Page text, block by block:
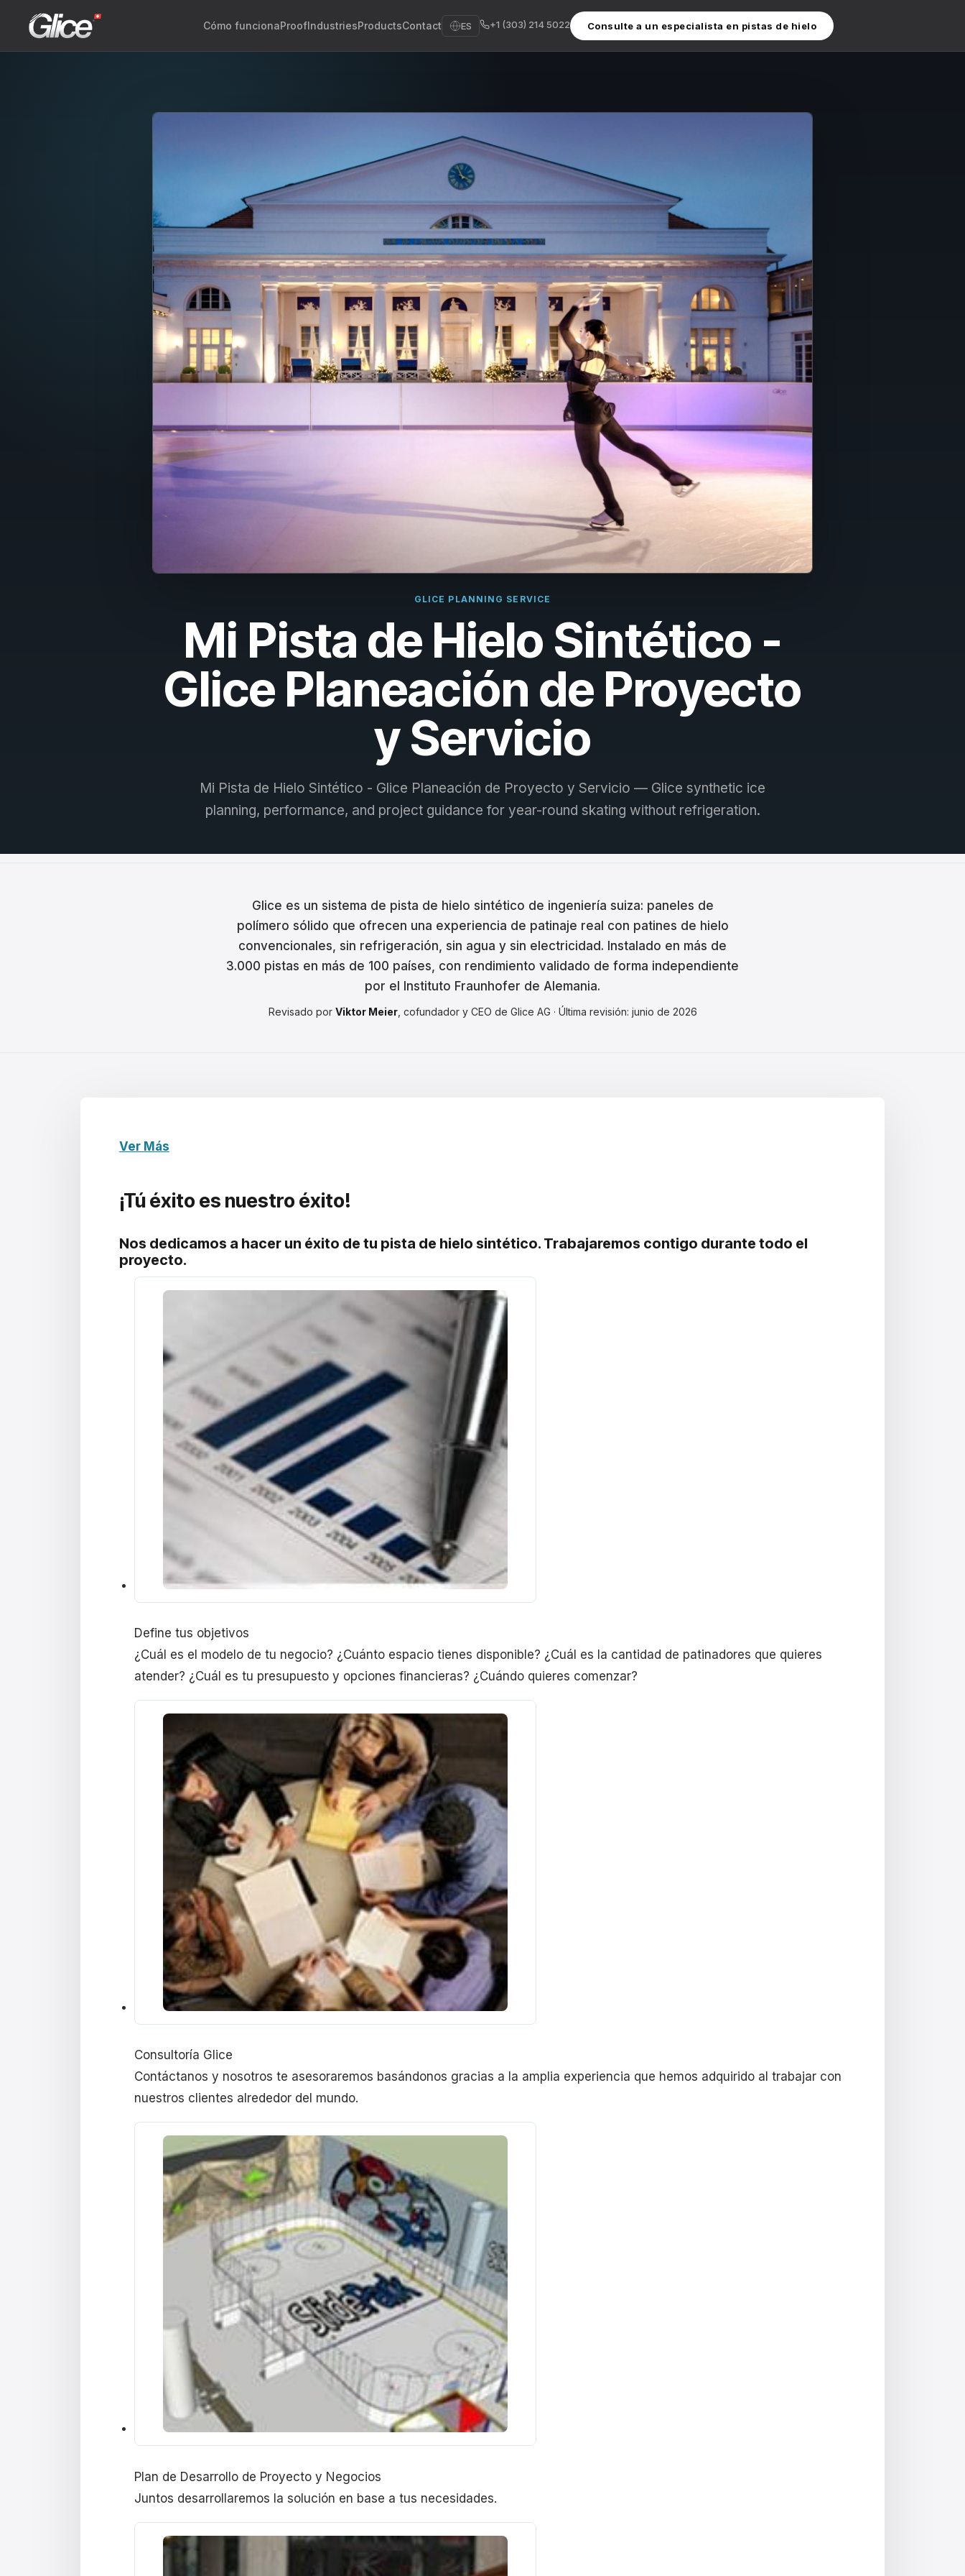
Cómo funcionaProofIndustriesProductsContact ES +1 (303) 214 5022 Consulte a un especialista en pistas de hielo
English
Deutsch
Français
Nederlands
Español
Dansk
Polski
Čeština
Magyar
한국어
Slovenčina
Türkçe
العربية
GLICE PLANNING SERVICE
Mi Pista de Hielo Sintético -
Glice Planeación de Proyecto
y Servicio
Mi Pista de Hielo Sintético - Glice Planeación de Proyecto y Servicio — Glice synthetic ice
planning, performance, and project guidance for year-round skating without refrigeration.
Glice es un sistema de pista de hielo sintético de ingeniería suiza: paneles de
polímero sólido que ofrecen una experiencia de patinaje real con patines de hielo
convencionales, sin refrigeración, sin agua y sin electricidad. Instalado en más de
3.000 pistas en más de 100 países, con rendimiento validado de forma independiente
por el Instituto Fraunhofer de Alemania.
Revisado por Viktor Meier, cofundador y CEO de Glice AG · Última revisión: junio de 2026
Ver Más
¡Tú éxito es nuestro éxito!
Nos dedicamos a hacer un éxito de tu pista de hielo sintético. Trabajaremos contigo durante todo el
proyecto.
Define tus objetivos
¿Cuál es el modelo de tu negocio? ¿Cuánto espacio tienes disponible? ¿Cuál es la cantidad de patinadores que quieres
atender? ¿Cuál es tu presupuesto y opciones financieras? ¿Cuándo quieres comenzar?
Consultoría Glice
Contáctanos y nosotros te asesoraremos basándonos gracias a la amplia experiencia que hemos adquirido al trabajar con
nuestros clientes alrededor del mundo.
Plan de Desarrollo de Proyecto y Negocios
Juntos desarrollaremos la solución en base a tus necesidades.